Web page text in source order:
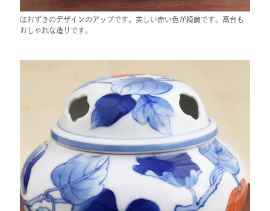
ほおずきのデザインのアップです。美しい赤い色が綺麗です。高台も
おしゃれな造りです。